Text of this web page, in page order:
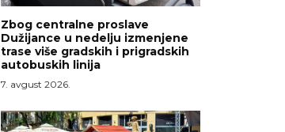
Zbog centralne proslave
Dužijance u nedelju izmenjene
trase više gradskih i prigradskih
autobuskih linija
7. avgust 2026.